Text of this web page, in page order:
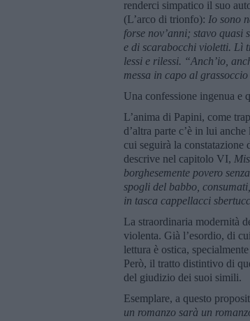
renderci simpatico il suo
(L’arco di trionfo): Io sono
forse nov’anni; stavo quasi
e di scarabocchi violetti. Lì
lessi e rilessi. “Anch’io,
messa in capo al grassoccio
Una confessione ingenua e
L’anima di Papini, come
d’altra parte c’è in lui
cui seguirà la
descrive nel capitolo VI,
borghesemente povero
spogli del babbo,
in tasca cappellacci
La straordinaria modernità
violenta. Già l’esordio, di
lettura è ostica,
Però, il tratto distintivo di
del giudizio dei suoi simili.
Esemplare, a questo
un romanzo sarà un